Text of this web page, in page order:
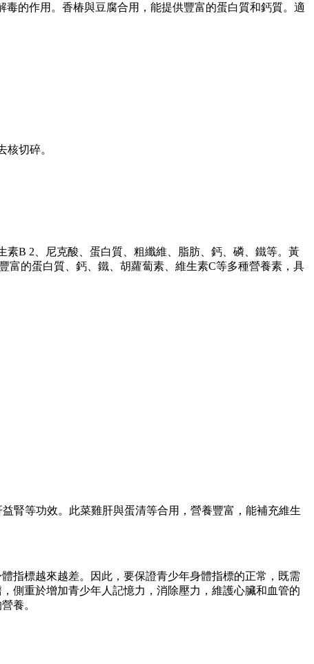
的作用。香椿與豆腐合用，能提供豐富的蛋白質和鈣質。適
切碎。
B 2、尼克酸、蛋白質、粗纖維、脂肪、鈣、磷、鐵等。黃
富的蛋白質、鈣、鐵、胡蘿蔔素、維生素C等多種營養素，具
等功效。此菜雞肝與蛋清等合用，營養豐富，能補充維生
標越來越差。因此，要保證青少年身體指標的正常，既需
側重於增加青少年人記憶力，消除壓力，維護心臟和血管的
養。